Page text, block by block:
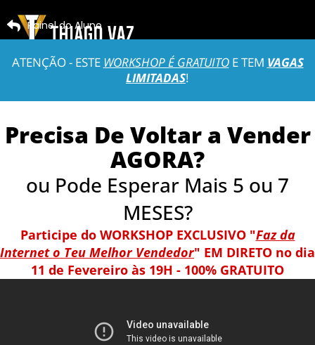
Painel do Aluno
ATENÇÃO - ESTE WORKSHOP É GRATUITOE TEM VAGAS
LIMITADAS!
Precisa De Voltar a Vender
AGORA?
ou Pode Esperar Mais 5 ou 7
MESES?
Participe do WORKSHOP EXCLUSIVO "Faz da
Internet o Teu Melhor Vendedor" EM DIRETO no dia
11 de Fevereiro às 19H - 100% GRATUITO